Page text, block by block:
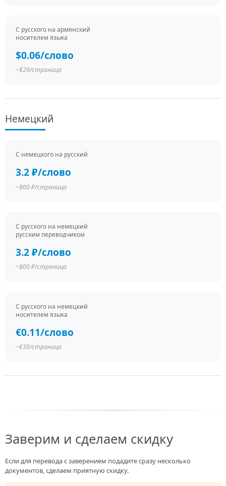
С русского на армянский
носителем языка
$0.06/слово
~$20/страница
Немецкий
С немецкого на русский
3.2 ₽/слово
~800 ₽/страница
С русского на немецкий
русским переводчиком
3.2 ₽/слово
~800 ₽/страница
С русского на немецкий
носителем языка
€0.11/слово
~€30/страница
Заверим и сделаем скидку
Если для перевода с заверением подадите сразу несколько
документов, сделаем приятную скидку.